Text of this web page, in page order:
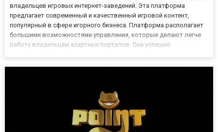
владельцев игровых интернет-заведений. Эта платформа
предлагает современный и качественный игровой контент,
популярный в сфере игорного бизнеса. Платформа располагает
большими возможностями управления, которые делают легче
работу владельцам азартных порталов. Она успешно